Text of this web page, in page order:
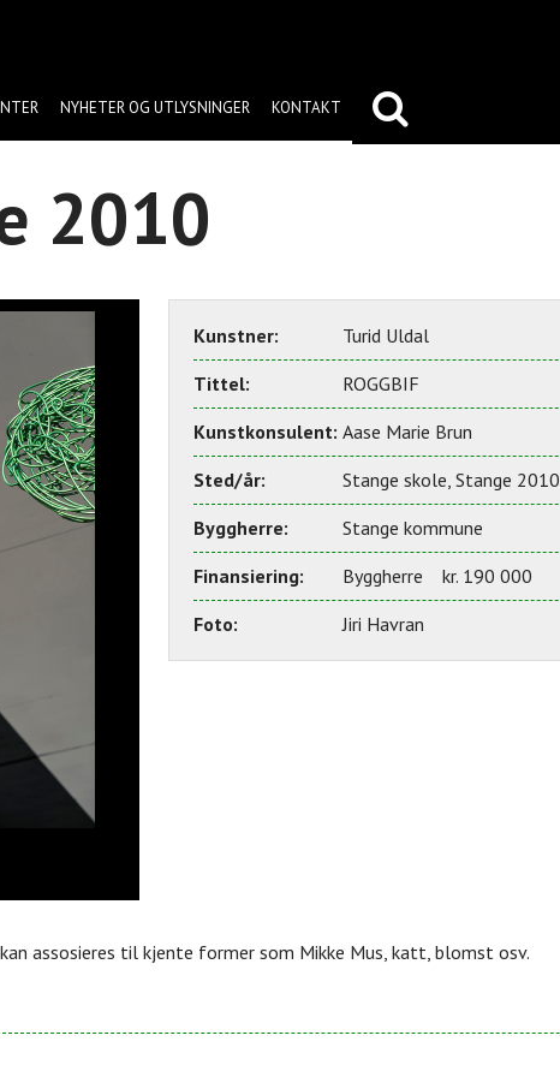
NYHETER OG UTLYSNINGER KONTAKT
2010
Kunstner:
Turid Uldal
Tittel:
ROGGBIF
Kunstkonsulent: Aase Marie Brun
Sted/år:
Stange skole, Stange 2010
Byggherre:
Stange kommune
Finansiering:
Byggherre kr. 190 000
Foto:
Jiri Havran
assosieres til kjente former som Mikke Mus, katt, blomst osv.